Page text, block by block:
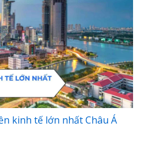
kinh tế lớn nhất Châu Á